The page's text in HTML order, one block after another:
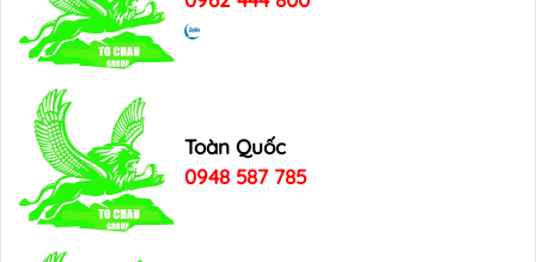
Toàn Quốc
0948 587 785